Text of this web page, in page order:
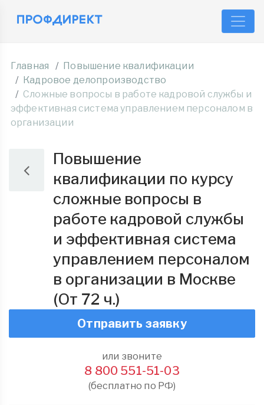
Главная
Повышение квалификации
Кадровое делопроизводство
Сложные вопросы в работе кадровой службы и
эффективная система управлением персоналом в
организации
Повышение
квалификации по курсу
сложные вопросы в
работе кадровой службы
и эффективная система
управлением персоналом
в организации в Москве
(От 72 ч.)
Отправить заявку
или звоните
8 800 551-51-03
(бесплатно по РФ)